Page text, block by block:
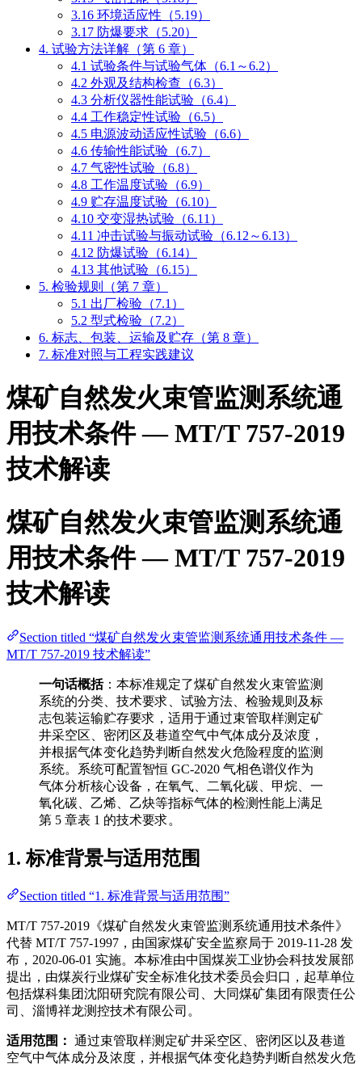
3.16 环境适应性（5.19）
3.17 防爆要求（5.20）
4. 试验方法详解（第 6 章）
4.1 试验条件与试验气体（6.1～6.2）
4.2 外观及结构检查（6.3）
4.3 分析仪器性能试验（6.4）
4.4 工作稳定性试验（6.5）
4.5 电源波动适应性试验（6.6）
4.6 传输性能试验（6.7）
4.7 气密性试验（6.8）
4.8 工作温度试验（6.9）
4.9 贮存温度试验（6.10）
4.10 交变湿热试验（6.11）
4.11 冲击试验与振动试验（6.12～6.13）
4.12 防爆试验（6.14）
4.13 其他试验（6.15）
5. 检验规则（第 7 章）
5.1 出厂检验（7.1）
5.2 型式检验（7.2）
6. 标志、包装、运输及贮存（第 8 章）
7. 标准对照与工程实践建议
煤矿自然发火束管监测系统通
用技术条件 — MT/T 757-2019
技术解读
煤矿自然发火束管监测系统通
用技术条件 — MT/T 757-2019
技术解读
Section titled “煤矿自然发火束管监测系统通用技术条件 —
MT/T 757-2019 技术解读”
一句话概括：本标准规定了煤矿自然发火束管监测
系统的分类、技术要求、试验方法、检验规则及标
志包装运输贮存要求，适用于通过束管取样测定矿
井采空区、密闭区及巷道空气中气体成分及浓度，
并根据气体变化趋势判断自然发火危险程度的监测
系统。系统可配置智恒 GC-2020 气相色谱仪作为
气体分析核心设备，在氧气、二氧化碳、甲烷、一
氧化碳、乙烯、乙炔等指标气体的检测性能上满足
第 5 章表 1 的技术要求。
1. 标准背景与适用范围
Section titled “1. 标准背景与适用范围”
MT/T 757-2019《煤矿自然发火束管监测系统通用技术条件》
代替 MT/T 757-1997，由国家煤矿安全监察局于 2019-11-28 发
布，2020-06-01 实施。本标准由中国煤炭工业协会科技发展部
提出，由煤炭行业煤矿安全标准化技术委员会归口，起草单位
包括煤科集团沈阳研究院有限公司、大同煤矿集团有限责任公
司、淄博祥龙测控技术有限公司。
适用范围： 通过束管取样测定矿井采空区、密闭区以及巷道
空气中气体成分及浓度，并根据气体变化趋势判断自然发火危